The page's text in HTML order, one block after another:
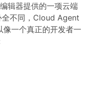
辑器提供的一项云端
全不同，Cloud Agent
一个真正的开发者一